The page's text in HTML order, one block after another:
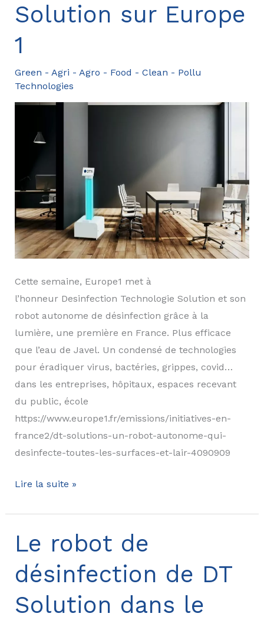
Solution sur Europe
1
Green - Agri - Agro - Food - Clean - Pollu
Technologies
Cette semaine, Europe1 met à
l’honneur Desinfection Technologie Solution et son
robot autonome de désinfection grâce à la
lumière, une première en France. Plus efficace
que l’eau de Javel. Un condensé de technologies
pour éradiquer virus, bactéries, grippes, covid…
dans les entreprises, hôpitaux, espaces recevant
du public, école
https://www.europe1.fr/emissions/initiatives-en-
france2/dt-solutions-un-robot-autonome-qui-
desinfecte-toutes-les-surfaces-et-lair-4090909
Le
de
désinfection
de
DT
Solution
sur
Lire la suite »
Le robot de
désinfection de DT
Solution dans le